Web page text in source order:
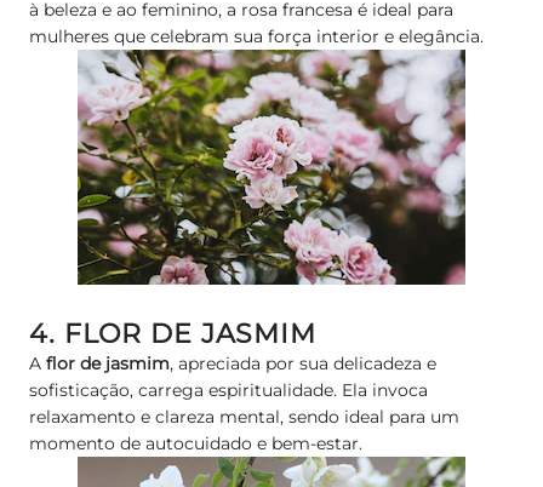
à beleza e ao feminino, a rosa francesa é ideal para
mulheres que celebram sua força interior e elegância.
4. FLOR DE JASMIM
A flor de jasmim, apreciada por sua delicadeza e
sofisticação, carrega espiritualidade. Ela invoca
relaxamento e clareza mental, sendo ideal para um
momento de autocuidado e bem-estar.